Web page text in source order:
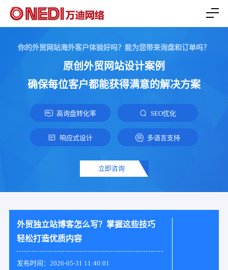
你的外贸网站海外客户体验好吗？能为您带来询盘和订单吗？
原创外贸网站设计案例
确保每位客户都能获得满意的解决方案
高询盘转化率 SEO优化
响应式设计 多语言支持
立即咨询
外贸独立站博客怎么写？掌握这些技巧
轻松打造优质内容
发布时间：2026-05-31 11:40:01